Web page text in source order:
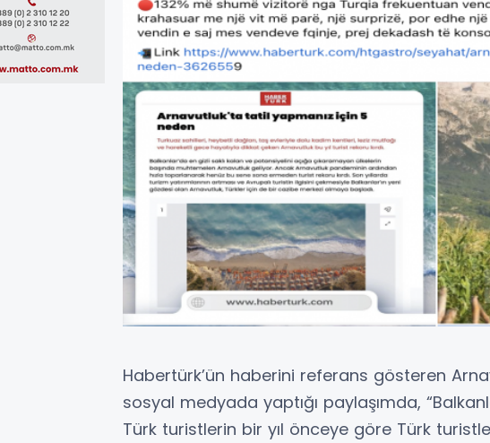
Habertürk’ün haberini referans gösteren
sosyal medyada yaptığı paylaşımda,
Türk turistlerin bir yıl önceye göre Türk